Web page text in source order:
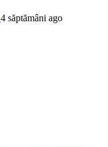
4 săptămâni ago